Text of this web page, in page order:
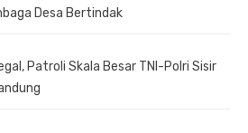
Desa Bertindak
Patroli Skala Besar TNI-Polri Sisir